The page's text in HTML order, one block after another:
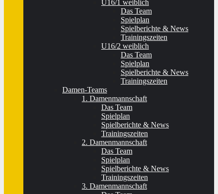
U16/1 weiblich
Das Team
Spielplan
Spielberichte & News
Trainingszeiten
U16/2 weiblich
Das Team
Spielplan
Spielberichte & News
Trainingszeiten
Damen-Teams
1. Damenmannschaft
Das Team
Spielplan
Spielberichte & News
Trainingszeiten
2. Damenmannschaft
Das Team
Spielplan
Spielberichte & News
Trainingszeiten
3. Damenmannschaft